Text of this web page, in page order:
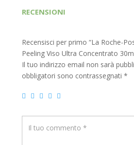
RECENSIONI
Recensisci per primo “La Roche-
Peeling Viso Ultra Concentrato
Il tuo indirizzo email non sarà
obbligatori sono contrassegnati *